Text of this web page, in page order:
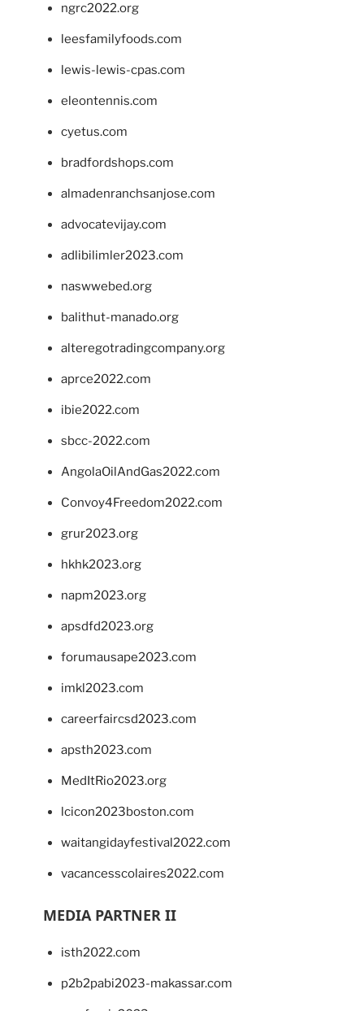
ngrc2022.org
leesfamilyfoods.com
lewis-lewis-cpas.com
eleontennis.com
cyetus.com
bradfordshops.com
almadenranchsanjose.com
advocatevijay.com
adlibilimler2023.com
naswwebed.org
balithut-manado.org
alteregotradingcompany.org
aprce2022.com
ibie2022.com
sbcc-2022.com
AngolaOilAndGas2022.com
Convoy4Freedom2022.com
grur2023.org
hkhk2023.org
napm2023.org
apsdfd2023.org
forumausape2023.com
imkl2023.com
careerfaircsd2023.com
apsth2023.com
MedItRio2023.org
lcicon2023boston.com
waitangidayfestival2022.com
vacancesscolaires2022.com
MEDIA PARTNER II
isth2022.com
p2b2pabi2023-makassar.com